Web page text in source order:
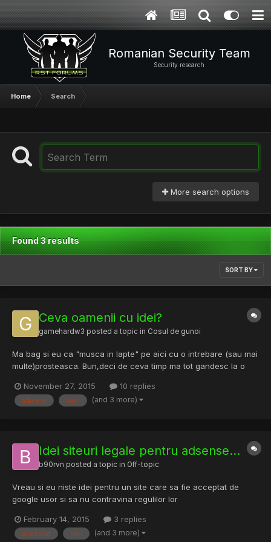
Romanian Security Team
Security research
Home Search
More search options
Found 3 results
SORT BY
Ceva oamenii cu idei?
gamehardw3 posted a topic in Cosul de gunoi
Ma bag si eu ca "musca in lapte" pe aici cu o intrebare (sau mai
multe)prosteasca. Bun,deci de ceva timp ma tot gandesc la o
pot scoate ceva profit) dar ideea aia "stralucita" din care sa
devin milionar peste noapte nu prea imi vine (defa...
November 27, 2015 10 replies
afacere bani (and 3 more)
Idei siteuri legale pentru adsense...
b90rvn posted a topic in Off-topic
Vreau si eu niste idei pentru un site care sa fie acceptat de
google usor si sa nu contravina regulilor lor
February 14, 2015 3 replies
acceptat idei (and 3 more)